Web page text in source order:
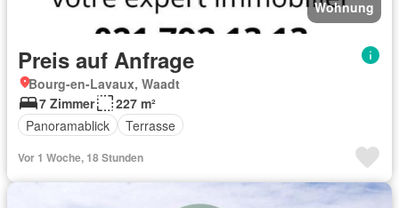
Wohnung
Preis auf Anfrage
Bourg-en-Lavaux, Waadt
7 Zimmer
227 m²
Panoramablick
Terrasse
Vor 1 Woche, 18 Stunden